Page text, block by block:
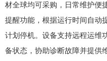
材全球均可采购，日常维护便
提醒功能，根据运行时间自动
计划停机。设备支持远程运维
备状态，协助诊断故障并提供